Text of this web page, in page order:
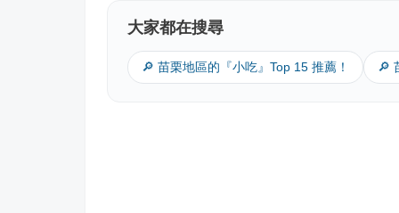
大家都在搜尋
🔎 苗栗地區的『小吃』Top 15 推薦！ 🔎